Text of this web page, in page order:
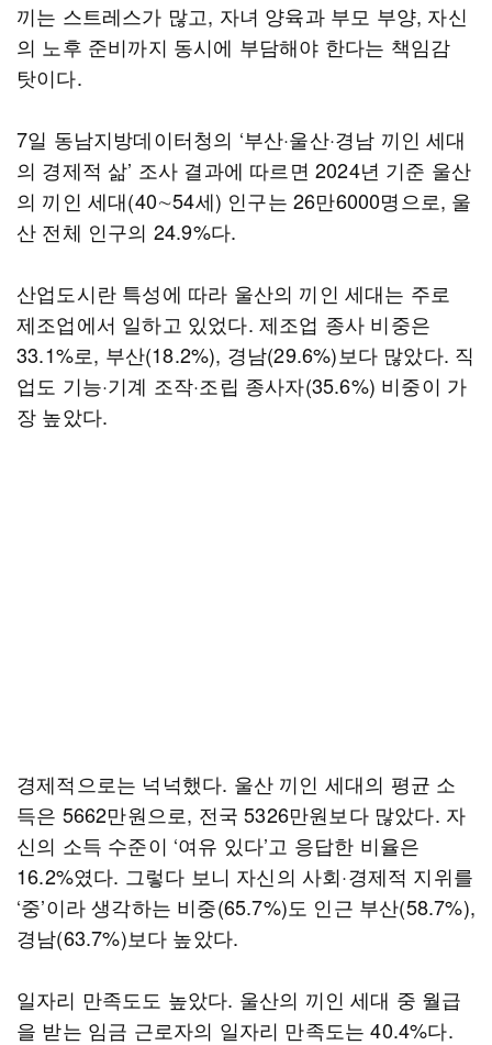
끼는 스트레스가 많고, 자녀 양육과 부모 부양, 자신
의 노후 준비까지 동시에 부담해야 한다는 책임감
탓이다.
7일 동남지방데이터청의 ‘부산·울산·경남 끼인 세대
의 경제적 삶’ 조사 결과에 따르면 2024년 기준 울산
의 끼인 세대(40∼54세) 인구는 26만6000명으로, 울
산 전체 인구의 24.9%다.
산업도시란 특성에 따라 울산의 끼인 세대는 주로
제조업에서 일하고 있었다. 제조업 종사 비중은
33.1%로, 부산(18.2%), 경남(29.6%)보다 많았다. 직
업도 기능·기계 조작·조립 종사자(35.6%) 비중이 가
장 높았다.
경제적으로는 넉넉했다. 울산 끼인 세대의 평균 소
득은 5662만원으로, 전국 5326만원보다 많았다. 자
신의 소득 수준이 ‘여유 있다’고 응답한 비율은
16.2%였다. 그렇다 보니 자신의 사회·경제적 지위를
‘중’이라 생각하는 비중(65.7%)도 인근 부산(58.7%),
경남(63.7%)보다 높았다.
일자리 만족도도 높았다. 울산의 끼인 세대 중 월급
을 받는 임금 근로자의 일자리 만족도는 40.4%다.